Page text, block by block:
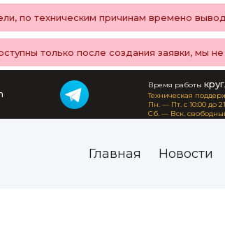
по техническим причинам времено
только после создания заявки, мы
Время работы
Техническая
Пн. — Пт. с 10:00 до
Сб. — Вск.
Главная Новости